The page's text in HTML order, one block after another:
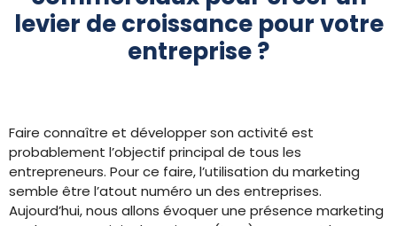
levier de croissance pour votre
entreprise ?
Faire connaître et développer son activité est
probablement l’objectif principal de tous les
entrepreneurs. Pour ce faire, l’utilisation du marketing
semble être l’atout numéro un des entreprises.
Aujourd’hui, nous allons évoquer une présence marketing